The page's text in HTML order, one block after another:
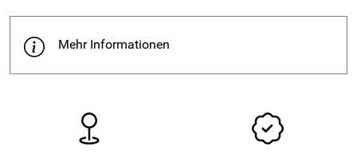
Mehr Informationen